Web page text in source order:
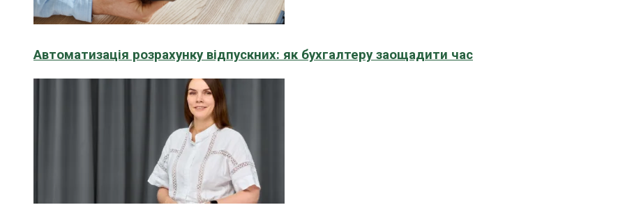
Автоматизація розрахунку відпускних: як бухгалтеру заощадити час